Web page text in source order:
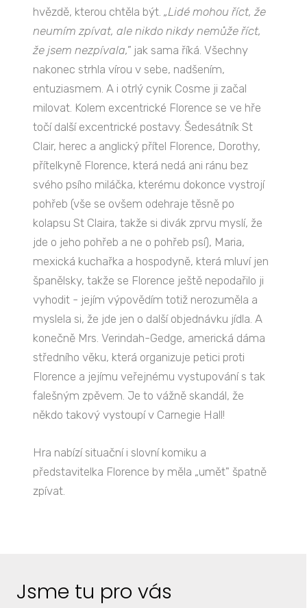
hvězdě, kterou chtěla být. „Lidé mohou říct, že
neumím zpívat, ale nikdo nikdy nemůže říct,
že jsem nezpívala," jak sama říká. Všechny
nakonec strhla vírou v sebe, nadšením,
entuziasmem. A i otrlý cynik Cosme ji začal
milovat. Kolem excentrické Florence se ve hře
točí další excentrické postavy. Šedesátník St
Clair, herec a anglický přítel Florence, Dorothy,
přítelkyně Florence, která nedá ani ránu bez
svého psího miláčka, kterému dokonce vystrojí
pohřeb (vše se ovšem odehraje těsně po
kolapsu St Claira, takže si divák zprvu myslí, že
jde o jeho pohřeb a ne o pohřeb psí), Maria,
mexická kuchařka a hospodyně, která mluví jen
španělsky, takže se Florence ještě nepodařilo ji
vyhodit - jejím výpovědím totiž nerozuměla a
myslela si, že jde jen o další objednávku jídla. A
konečně Mrs. Verindah-Gedge, americká dáma
středního věku, která organizuje petici proti
Florence a jejímu veřejnému vystupování s tak
falešným zpěvem. Je to vážně skandál, že
někdo takový vystoupí v Carnegie Hall!
Hra nabízí situační i slovní komiku a
představitelka Florence by měla „umět" špatně
zpívat.
Jsme tu pro vás